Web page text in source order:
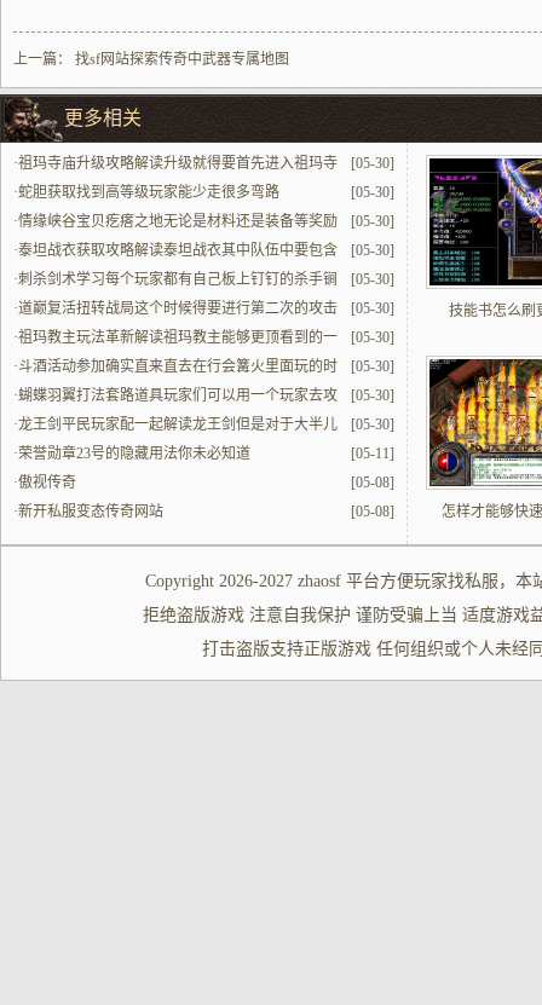
上一篇： 找sf网站探索传奇中武器专属地图
更多相关
[05-30]
·祖玛寺庙升级攻略解读升级就得要首先进入祖玛寺
庙贼效率攒着经验
[05-30]
·蛇胆获取找到高等级玩家能少走很多弯路
[05-30]
·情缘峡谷宝贝疙瘩之地无论是材料还是装备等奖励
都很肥得流油
[05-30]
·泰坦战衣获取攻略解读泰坦战衣其中队伍中要包含
好些个职业配合默契攻坚
[05-30]
·刺杀剑术学习每个玩家都有自己板上钉钉的杀手锏
[05-30]
·道巅复活扭转战局这个时候得要进行第二次的攻击
收尾
[05-30]
·祖玛教主玩法革新解读祖玛教主能够更顶看到的一
种压根不同的玩法的情况
[05-30]
·斗酒活动参加确实直来直去在行会篝火里面玩的时
候更尽兴
[05-30]
·蝴蝶羽翼打法套路道具玩家们可以用一个玩家去攻
击勾过来火力
[05-30]
·龙王剑平民玩家配一起解读龙王剑但是对于大半儿
平民玩家来说性价比更值当关注
[05-11]
·荣誉勋章23号的隐藏用法你未必知道
[05-08]
·傲视传奇
[05-08]
·新开私服变态传奇网站
技能书怎么刷
怎样才能够快
Copyright 2026-2027 zhaosf平台方便玩家找私服 ，本
拒绝盗版游戏 注意自我保护 谨防受骗上当 适度游戏
打击盗版支持正版游戏 任何组织或个人未经